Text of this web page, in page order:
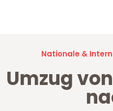
Nationale &
Umzug